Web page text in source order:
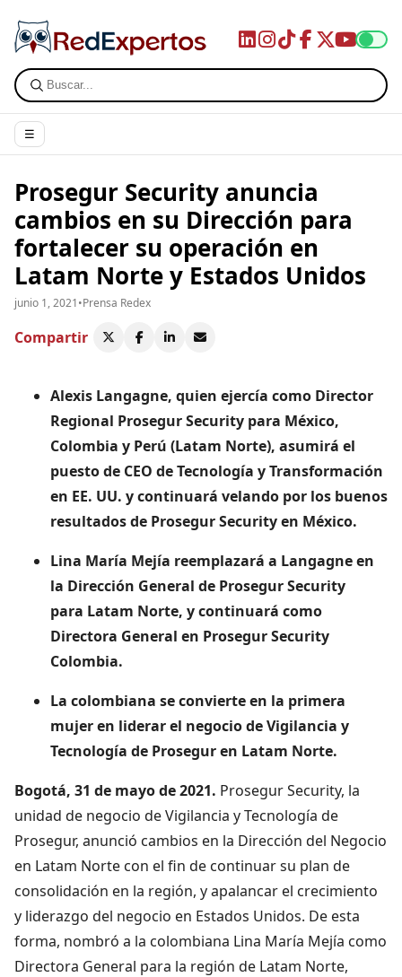
☰
Prosegur Security anuncia
cambios en su Dirección para
fortalecer su operación en
Latam Norte y Estados Unidos
junio 1, 2021•Prensa Redex
Compartir
Alexis Langagne, quien ejercía como Director
Regional Prosegur Security para México,
Colombia y Perú (Latam Norte), asumirá el
puesto de CEO de Tecnología y Transformación
en EE. UU. y continuará velando por los buenos
resultados de Prosegur Security en México.
Lina María Mejía reemplazará a Langagne en
la Dirección General de Prosegur Security
para Latam Norte, y continuará como
Directora General en Prosegur Security
Colombia.
La colombiana se convierte en la primera
mujer en liderar el negocio de Vigilancia y
Tecnología de Prosegur en Latam Norte.
Bogotá, 31 de mayo de 2021. Prosegur Security, la
unidad de negocio de Vigilancia y Tecnología de
Prosegur, anunció cambios en la Dirección del Negocio
en Latam Norte con el fin de continuar su plan de
consolidación en la región, y apalancar el crecimiento
y liderazgo del negocio en Estados Unidos. De esta
forma, nombró a la colombiana Lina María Mejía como
Directora General para la región de Latam Norte,